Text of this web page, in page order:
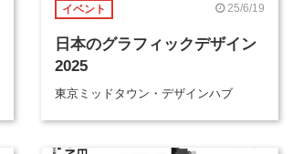
イベント 25/6/19
日本のグラフィックデザイン
2025
東京ミッドタウン・デザインハブ